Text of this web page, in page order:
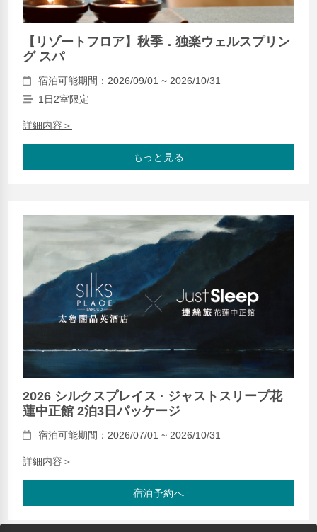
【リゾートフロア】秋季．独楽ウェルスプリン
グ スパ
宿泊可能期間：2026/09/01 ~ 2026/10/31
1日2室限定
詳細内容＞
もっと見る
2026 シルクスプレイス · ジャストスリープ花
蓮中正館 2泊3日パッケージ
宿泊可能期間：2026/07/01 ~ 2026/10/31
詳細内容＞
宿泊予約へ